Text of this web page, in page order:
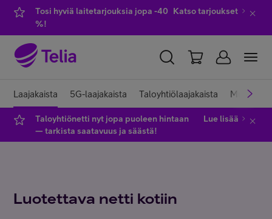
Tosi hyviä laitetarjouksia jopa -40
%!
Katso tarjoukset
YKSITYISILLE YRITYKSILLE WHOLESALE
TELIA FINLAND
Laitteet
Laajakaista 5G-laajakaista Taloyhtiölaajakaista
Taloyhtiönetti nyt jopa puoleen hintaan
— tarkista saatavuus ja säästä!
Lue lisää
Luotettava netti kotiin